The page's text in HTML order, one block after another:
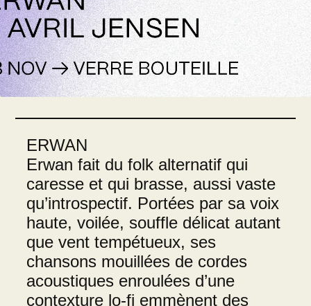
ERWAN
Erwan fait du folk alternatif qui
caresse et qui brasse, aussi vaste
qu’introspectif. Portées par sa voix
haute, voilée, souffle délicat autant
que vent tempétueux, ses
chansons mouillées de cordes
acoustiques enroulées d’une
contexture lo-fi emmènent des